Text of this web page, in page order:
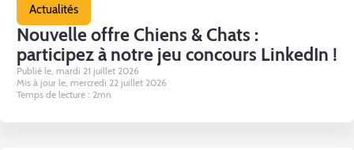
Actualités
Nouvelle offre Chiens & Chats :
participez à notre jeu concours LinkedIn !
Publié le, mardi 21 juillet 2026
Mis à jour le, mercredi 22 juillet 2026
Temps de lecture : 2mn